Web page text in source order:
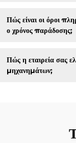
Πώς είναι οι όροι
ο χρόνος παράδοσης;
Πώς η εταιρεία σας
μηχανημάτων;